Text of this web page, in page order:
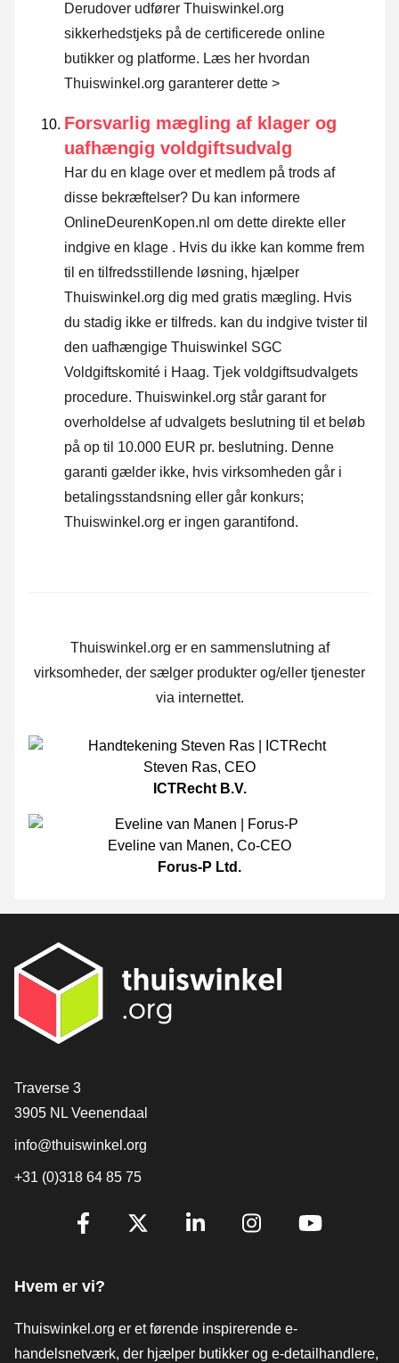
Derudover udfører Thuiswinkel.org
sikkerhedstjeks på de certificerede online
butikker og platforme. Læs her hvordan
Thuiswinkel.org garanterer dette >
Forsvarlig mægling af klager og
uafhængig voldgiftsudvalg
Har du en klage over et medlem på trods af
disse bekræftelser? Du kan informere
OnlineDeurenKopen.nl om dette direkte eller
indgive en klage . Hvis du ikke kan komme frem
til en tilfredsstillende løsning, hjælper
Thuiswinkel.org dig med gratis mægling. Hvis
du stadig ikke er tilfreds. kan du indgive tvister til
den uafhængige Thuiswinkel SGC
Voldgiftskomité i Haag. Tjek voldgiftsudvalgets
procedure. Thuiswinkel.org står garant for
overholdelse af udvalgets beslutning til et beløb
på op til 10.000 EUR pr. beslutning. Denne
garanti gælder ikke, hvis virksomheden går i
betalingsstandsning eller går konkurs;
Thuiswinkel.org er ingen garantifond.
Thuiswinkel.org er en sammenslutning af
virksomheder, der sælger produkter og/eller tjenester
via internettet.
Steven Ras, CEO
ICTRecht B.V.
Eveline van Manen, Co-CEO
Forus-P Ltd.
[_General:Contact]
Traverse 3
3905 NL Veenendaal
info@thuiswinkel.org
+31 (0)318 64 85 75
[_General:SocialMediaTitle]
Hvem er vi?
Thuiswinkel.org er et førende inspirerende e-
handelsnetværk, der hjælper butikker og e-detailhandlere,